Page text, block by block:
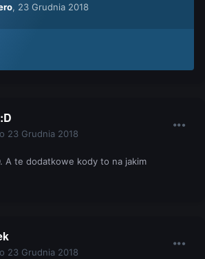
, 23 Grudnia 2018
23 Grudnia 2018
A te dodatkowe kody to na jakim
23 Grudnia 2018